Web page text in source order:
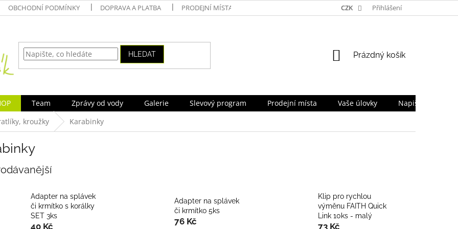
OBCHODNÍ PODMÍNKY DOPRAVA A PLATBA PRODEJNÍ MÍSTA PRO OBCHODNÍKY
CZK Přihlášení
HLEDAT
NÁKUPNÍ
Prázdný košík
Team Zprávy od vody Galerie Slevový program Prodejní místa Vaše úlovky
Napište nám
kroužky Karabinky
Adapter na splávek
či krmítko s korálky
SET 3ks
40 Kč
Adapter na splávek
či krmítko 5ks
76 Kč
Klip pro rychlou
výměnu FAITH Quick
Link 10ks - malý
73 Kč